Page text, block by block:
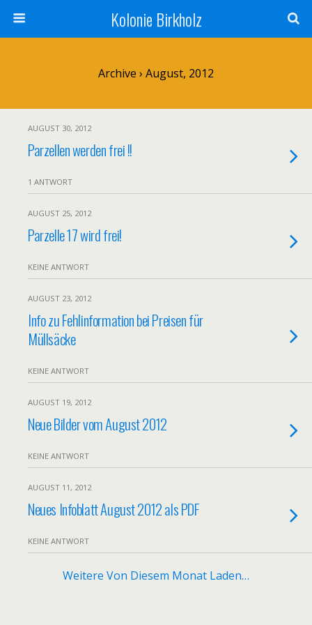
Kolonie Birkholz
Archive › August, 2012
AUGUST 30, 2012
Parzellen werden frei !!
1 ANTWORT
AUGUST 25, 2012
Parzelle 17 wird frei!
KEINE ANTWORT
AUGUST 23, 2012
Info zu Fehlinformation bei Preisen für
Müllsäcke
KEINE ANTWORT
AUGUST 19, 2012
Neue Bilder vom August 2012
KEINE ANTWORT
AUGUST 11, 2012
Neues Infoblatt August 2012 als PDF
KEINE ANTWORT
Weitere Von Diesem Monat Laden…